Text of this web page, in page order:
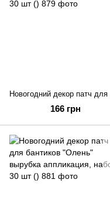
166 грн